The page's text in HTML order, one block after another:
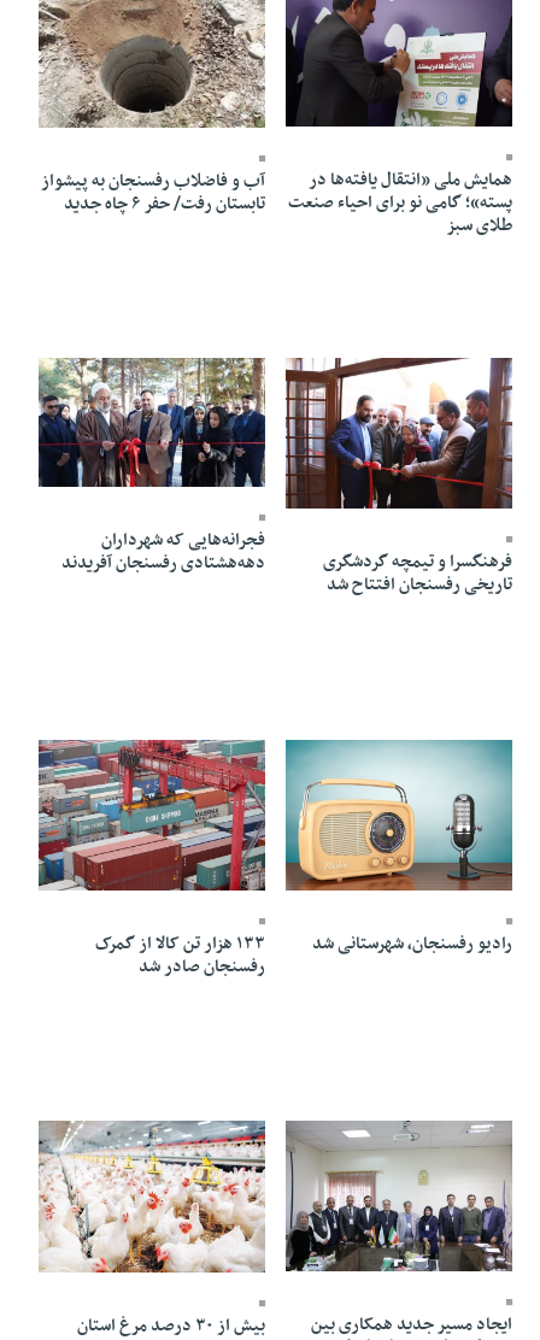
همایش ملی «انتقال یافته‌ها در
پسته»؛ گامی نو برای احیاء صنعت
طلای سبز
16 Bahman 1403 - 09:15
آب و فاضلاب رفسنجان به پیشواز
تابستان رفت/ حفر ۶ چاه جدید
15 Bahman 1403 - 18:49
فرهنگسرا و تیمچه گردشگری
تاریخی رفسنجان افتتاح شد
13 Bahman 1403 - 19:55
فجرانه‌هایی که شهرداران
دهه‌هشتادی رفسنجان آفریدند
13 Bahman 1403 - 17:01
رادیو رفسنجان، شهرستانی شد
11 Bahman 1403 - 20:34
۱۳۳‌ هزار تن کالا از گمرک
رفسنجان صادر شد
11 Bahman 1403 - 16:45
ایجاد مسیر جدید همکاری بین
11 Bahman 1403 - 16:43
بیش از ۳۰ درصد مرغ استان